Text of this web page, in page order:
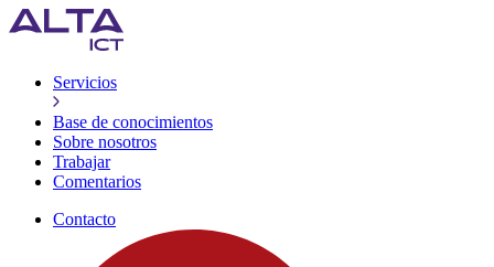
Servicios
Base de conocimientos
Sobre nosotros
Trabajar
Comentarios
Contacto